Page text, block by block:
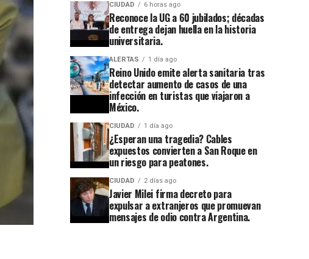
CIUDAD 6 horas ago
Reconoce la UG a 60 jubilados; décadas
de entrega dejan huella en la historia
universitaria.
ALERTAS 1 día ago
Reino Unido emite alerta sanitaria tras
detectar aumento de casos de una
infección en turistas que viajaron a
México.
CIUDAD 1 día ago
¿Esperan una tragedia? Cables
expuestos convierten a San Roque en
un riesgo para peatones.
CIUDAD 2 días ago
Javier Milei firma decreto para
expulsar a extranjeros que promuevan
mensajes de odio contra Argentina.
6 horas ago
Reconoce
la UG a
60
jubilados;
décadas
de
CIUDAD 1 semana ago
Guanajuato
se
apaga:
denuncian
abandono
en
Cuesta